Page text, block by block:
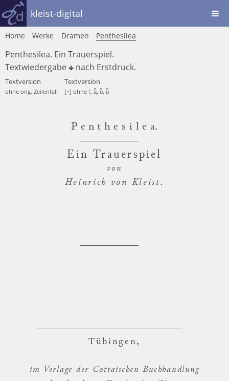
kleist-digital
Home Werke Dramen Penthesilea
Penthesilea. Ein Trauerspiel.
Textwiedergabe
nach Erstdruck.
Textversion
ohne orig. Zeilenfall
Textversion
[+] ohne ſ, aͤ, oͤ, uͤ
Penthesile a.
Ein Trauerspiel
von
Heinrich von Kleist.
Tübingen,
im Verlage der Cottaischen Buchhandlung